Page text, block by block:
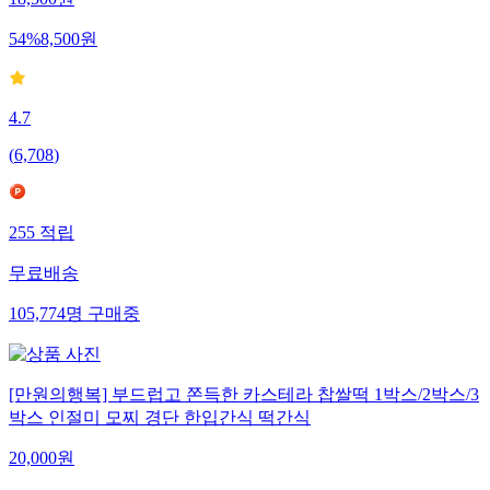
54%8,500원
4.7
(6,708)
255적립
무료배송
105,774명구매중
[만원의행복] 부드럽고 쫀득한 카스테라 찹쌀떡 1박스/2박스/3
박스 인절미 모찌 경단 한입간식 떡간식
20,000원